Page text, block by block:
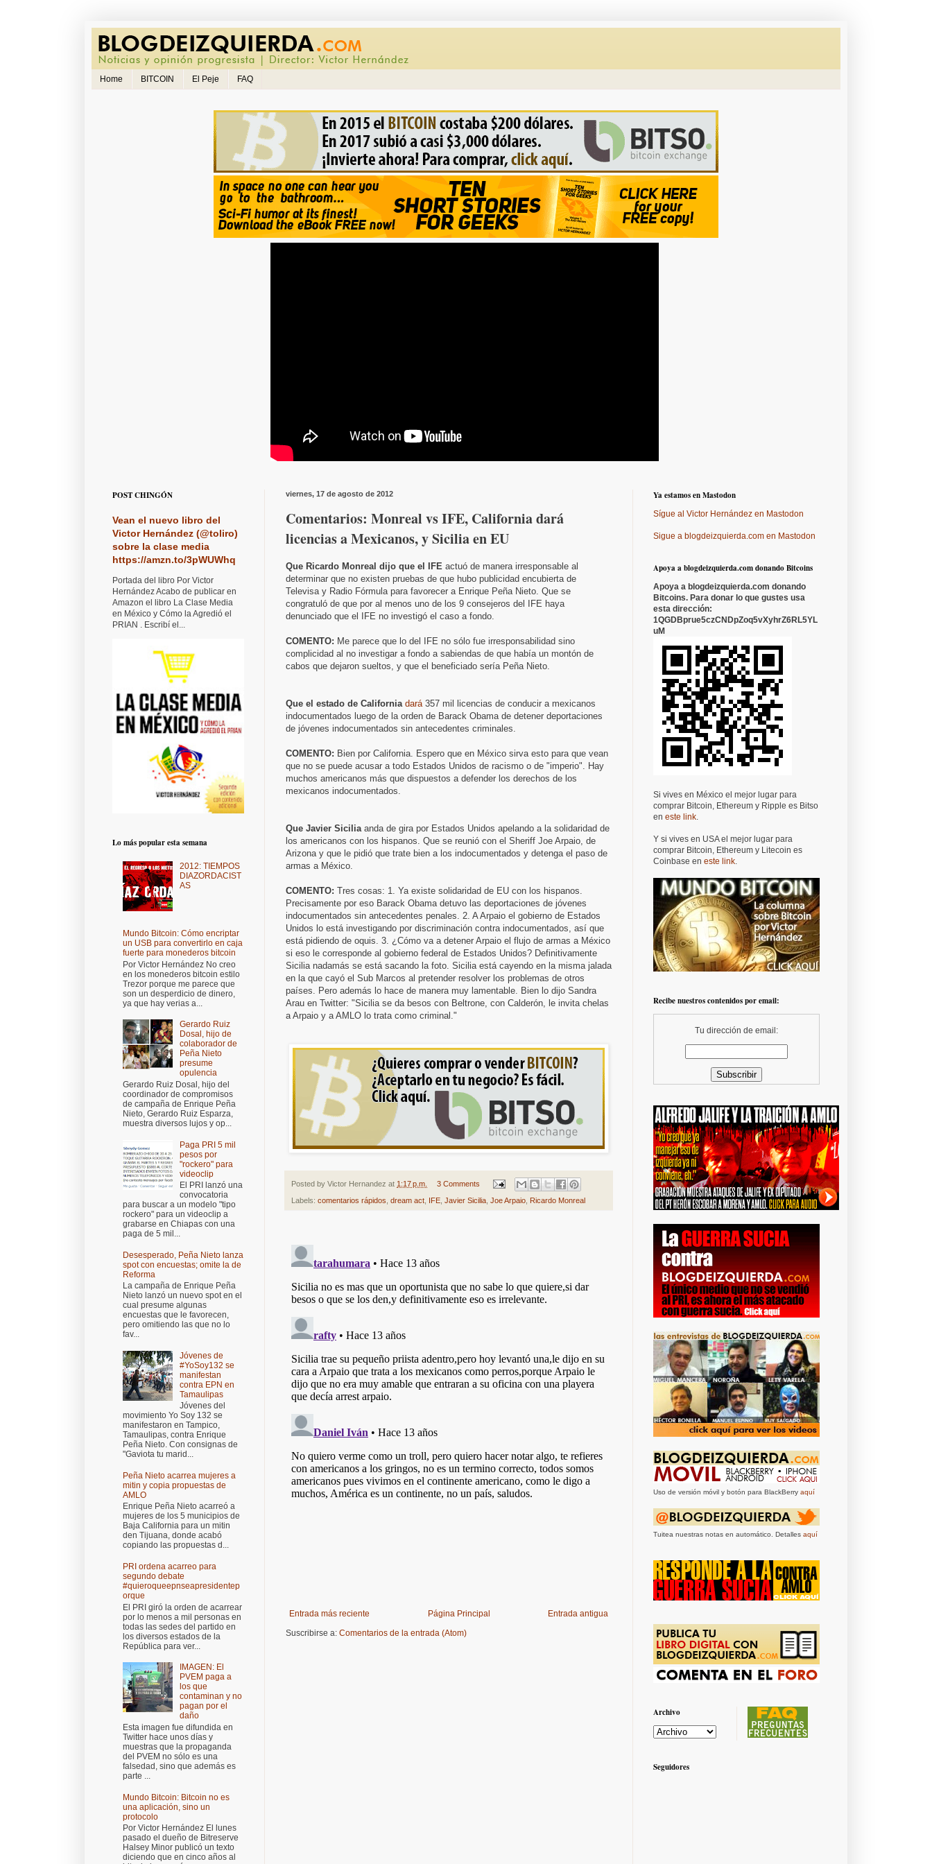
Home BITCOIN El Peje FAQ
viernes, 17 de agosto de 2012
Comentarios: Monreal vs IFE, California dará
licencias a Mexicanos, y Sicilia en EU
Que Ricardo Monreal dijo que el IFE actuó de manera irresponsable al
determinar que no existen pruebas de que hubo publicidad encubierta de
Televisa y Radio Fórmula para favorecer a Enrique Peña Nieto. Que se
congratuló de que por al menos uno de los 9 consejeros del IFE haya
denunciado que el IFE no investigó el caso a fondo.
COMENTO: Me parece que lo del IFE no sólo fue irresponsabilidad sino
complicidad al no investigar a fondo a sabiendas de que había un montón de
cabos que dejaron sueltos, y que el beneficiado sería Peña Nieto.
Que el estado de California dará 357 mil licencias de conducir a mexicanos
indocumentados luego de la orden de Barack Obama de detener deportaciones
de jóvenes indocumentados sin antecedentes criminales.
COMENTO: Bien por California. Espero que en México sirva esto para que vean
que no se puede acusar a todo Estados Unidos de racismo o de "imperio". Hay
muchos americanos más que dispuestos a defender los derechos de los
mexicanos indocumentados.
Que Javier Sicilia anda de gira por Estados Unidos apelando a la solidaridad de
los americanos con los hispanos. Que se reunió con el Sheriff Joe Arpaio, de
Arizona y que le pidió que trate bien a los indocumentados y detenga el paso de
armas a México.
COMENTO: Tres cosas: 1. Ya existe solidaridad de EU con los hispanos.
Precisamente por eso Barack Obama detuvo las deportaciones de jóvenes
indocumentados sin antecedentes penales. 2. A Arpaio el gobierno de Estados
Unidos lo está investigando por discriminación contra indocumentados, así que
está pidiendo de oquis. 3. ¿Cómo va a detener Arpaio el flujo de armas a México
si eso le corresponde al gobierno federal de Estados Unidos? Definitivamente
Sicilia nadamás se está sacando la foto. Sicilia está cayendo en la misma jalada
en la que cayó el Sub Marcos al pretender resolver los problemas de otros
países. Pero además lo hace de manera muy lamentable. Bien lo dijo Sandra
Arau en Twitter: "Sicilia se da besos con Beltrone, con Calderón, le invita chelas
a Arpaio y a AMLO lo trata como criminal."
Posted by Victor Hernandez at 1:17 p.m. 3 Comments
Labels: comentarios rápidos dream act IFE Javier Sicilia Joe Arpaio Ricardo Monreal
Entrada más reciente Entrada antigua
Página Principal
Suscribirse a: Comentarios de la entrada (Atom)
POST CHINGÓN
Vean el nuevo libro del
Victor Hernández (@toliro)
sobre la clase media
https://amzn.to/3pWUWhq
Portada del libro Por Victor
Hernández Acabo de publicar en
Amazon el libro La Clase Media
en México y Cómo la Agredió el
PRIAN . Escribí el...
Lo más popular esta semana
2012: TIEMPOS
DIAZORDACIST
AS
Mundo Bitcoin: Cómo encriptar
un USB para convertirlo en caja
fuerte para monederos bitcoin
Por Victor Hernández No creo
en los monederos bitcoin estilo
Trezor porque me parece que
son un desperdicio de dinero,
ya que hay verias a...
Gerardo Ruiz
Dosal, hijo de
colaborador de
Peña Nieto
presume
opulencia
Gerardo Ruiz Dosal, hijo del
coordinador de compromisos
de campaña de Enrique Peña
Nieto, Gerardo Ruiz Esparza,
muestra diversos lujos y op...
Paga PRI 5 mil
pesos por
"rockero" para
videoclip
El PRI lanzó una
convocatoria
para buscar a un modelo "tipo
rockero" para un videoclip a
grabarse en Chiapas con una
paga de 5 mil...
Desesperado, Peña Nieto lanza
spot con encuestas; omite la de
Reforma
La campaña de Enrique Peña
Nieto lanzó un nuevo spot en el
cual presume algunas
encuestas que le favorecen,
pero omitiendo las que no lo
fav...
Jóvenes de
#YoSoy132 se
manifestan
contra EPN en
Tamaulipas
Jóvenes del
movimiento Yo Soy 132 se
manifestaron en Tampico,
Tamaulipas, contra Enrique
Peña Nieto. Con consignas de
"Gaviota tu marid...
Peña Nieto acarrea mujeres a
mitin y copia propuestas de
AMLO
Enrique Peña Nieto acarreó a
mujeres de los 5 municipios de
Baja California para un mitin
den Tijuana, donde acabó
copiando las propuestas d...
PRI ordena acarreo para
segundo debate
#quieroqueepnseapresidentep
orque
El PRI giró la orden de acarrear
por lo menos a mil personas en
todas las sedes del partido en
los diversos estados de la
República para ver...
IMAGEN: El
PVEM paga a
los que
contaminan y no
pagan por el
daño
Esta imagen fue difundida en
Twitter hace unos días y
muestras que la propaganda
del PVEM no sólo es una
falsedad, sino que además es
parte ...
Mundo Bitcoin: Bitcoin no es
una aplicación, sino un
protocolo
Por Victor Hernández El lunes
pasado el dueño de Bitreserve
Halsey Minor publicó un texto
diciendo que en cinco años al
Ya estamos en Mastodon
Sígue al Victor Hernández en Mastodon
Sigue a blogdeizquierda.com en Mastodon
Apoya a blogdeizquierda.com donando Bitcoins
Apoya a blogdeizquierda.com donando
Bitcoins. Para donar lo que gustes usa
esta dirección:
1QGDBprue5czCNDpZoq5vXyhrZ6RL5YL
uM
Si vives en México el mejor lugar para
comprar Bitcoin, Ethereum y Ripple es Bitso
en este link.
Y si vives en USA el mejor lugar para
comprar Bitcoin, Ethereum y Litecoin es
Coinbase en este link.
Recibe nuestros contenidos por email:
Tu dirección de email:
Uso de versión móvil y botón para BlackBerry aquí
Tuitea nuestras notas en automático. Detalles aquí
Archivo
Seguidores